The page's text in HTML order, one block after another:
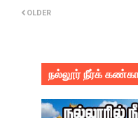
OLDER
நல்லூர் நீர்க்